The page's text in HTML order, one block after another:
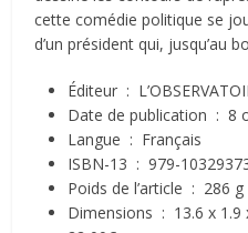
cette comédie politique se
d’un président qui, jusqu’au
Éditeur ‏ : ‎
Date de publication ‏ : ‎8
Langue ‏ : ‎ Français
ISBN-13 ‏ : ‎979-
Poids de l’article ‏ : ‎ 286 g
Dimensions ‏ : ‎ 13.6 x 1.9